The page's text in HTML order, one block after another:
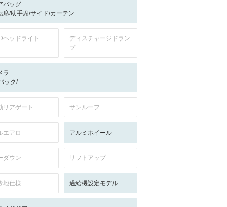
バッグ
席/助手席/サイド/カーテン
ヘッドライト
ディスチャージドラン
プ
ラ
ック/-
リアゲート サンルーフ
エアロ アルミホイール
ダウン リフトアップ
地仕様 過給機設定モデル